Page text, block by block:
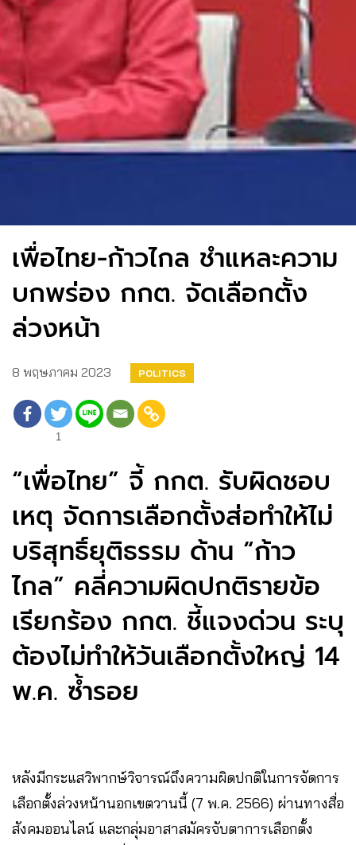
เพื่อไทย-ก้าวไกล ชำแหละความ
บกพร่อง กกต. จัดเลือกตั้ง
ล่วงหน้า
8 พฤษภาคม 2023 POLITICS
1
“เพื่อไทย” จี้ กกต. รับผิดชอบ
เหตุ จัดการเลือกตั้งส่อทำให้ไม่
บริสุทธิ์ยุติธรรม ด้าน “ก้าว
ไกล” คลี่ความผิดปกติรายข้อ
เรียกร้อง กกต. ชี้แจงด่วน ระบุ
ต้องไม่ทำให้วันเลือกตั้งใหญ่ 14
พ.ค. ซ้ำรอย
หลังมีกระแสวิพากษ์วิจารณ์ถึงความผิดปกติในการจัดการ
เลือกตั้งล่วงหน้านอกเขตวานนี้ (7 พ.ค. 2566) ผ่านทางสื่อ
สังคมออนไลน์ และกลุ่มอาสาสมัครจับตาการเลือกตั้ง